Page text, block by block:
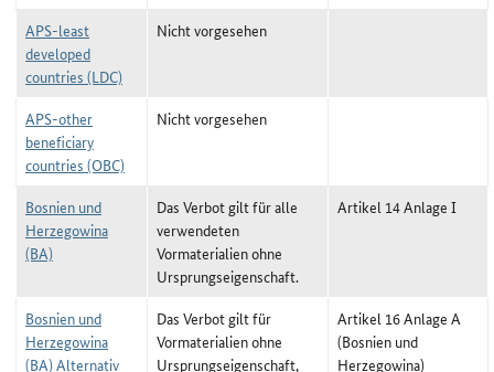
APS-least
developed
countries (LDC)
Nicht vorgesehen
APS-other
beneficiary
countries (OBC)
Nicht vorgesehen
Bosnien und
Herzegowina
(BA)
Das Verbot gilt für alle
verwendeten
Vormaterialien ohne
Ursprungseigenschaft.
Artikel 14 Anlage I
Bosnien und
Herzegowina
(BA) Alternativ
Das Verbot gilt für
Vormaterialien ohne
Ursprungseigenschaft,
Artikel 16 Anlage A
(Bosnien und
Herzegowina)